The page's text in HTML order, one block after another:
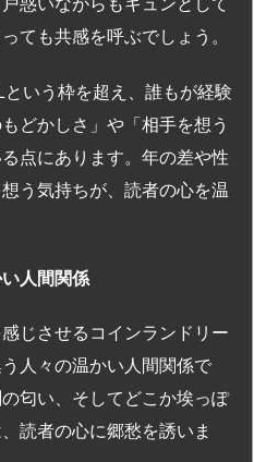
ても共感を呼ぶでしょう。
いう枠を超え、誰もが経験
どかしさ」や「相手を想う
点にあります。年の差や性
う気持ちが、読者の心を温
人間関係
じさせるコインランドリー
人々の温かい人間関係で
匂い、そしてどこか埃っぽ
読者の心に郷愁を誘いま